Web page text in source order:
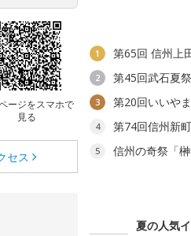
ージをスマホで
見る
セス
1 第65回 信州上
2 第45回武石夏
3 第20回いいや
4 第74回信州新
5
信州の奇祭「
夏の人気